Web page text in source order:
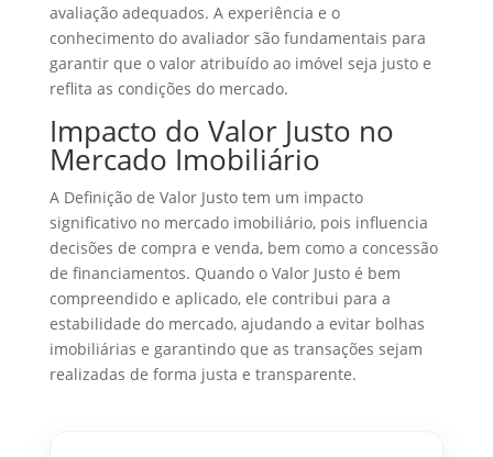
avaliação adequados. A experiência e o
conhecimento do avaliador são fundamentais para
garantir que o valor atribuído ao imóvel seja justo e
reflita as condições do mercado.
Impacto do Valor Justo no
Mercado Imobiliário
A Definição de Valor Justo tem um impacto
significativo no mercado imobiliário, pois influencia
decisões de compra e venda, bem como a concessão
de financiamentos. Quando o Valor Justo é bem
compreendido e aplicado, ele contribui para a
estabilidade do mercado, ajudando a evitar bolhas
imobiliárias e garantindo que as transações sejam
realizadas de forma justa e transparente.